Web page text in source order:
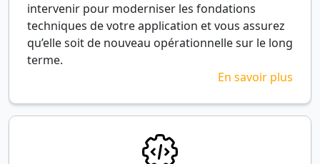
intervenir pour moderniser les fondations
techniques de votre application et vous assurez
qu’elle soit de nouveau opérationnelle sur le long
terme.
En savoir plus